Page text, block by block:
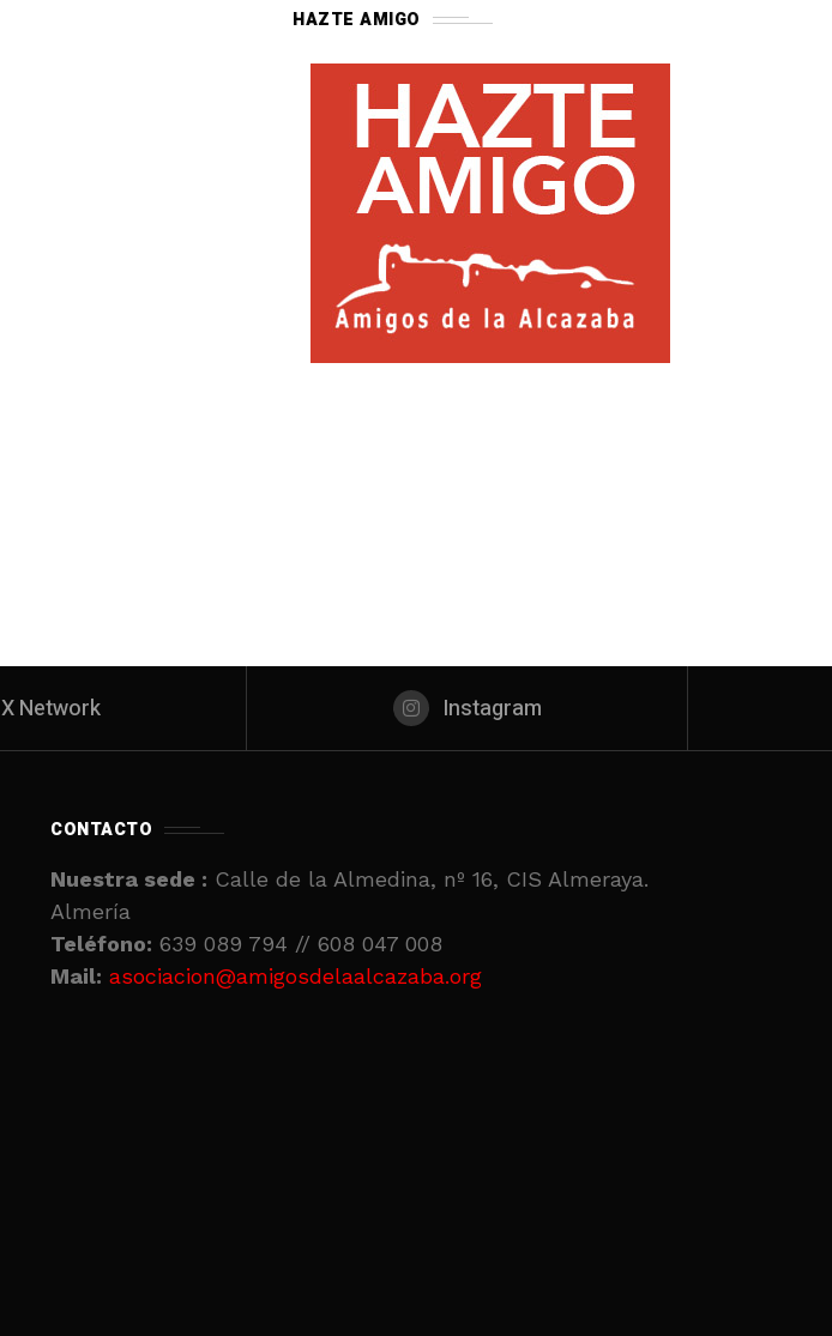
HAZTE AMIGO
X Network Instagram
CONTACTO
Nuestra sede : Calle de la Almedina, nº 16, CIS Almeraya.
Almería
Teléfono: 639 089 794 // 608 047 008
Mail: asociacion@amigosdelaalcazaba.org